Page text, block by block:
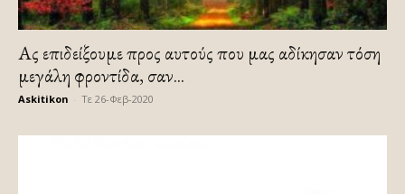
Ας επιδείξουμε προς αυτούς που μας αδίκησαν τόση
μεγάλη φροντίδα, σαν...
Askitikon Τε 26-Φεβ-2020